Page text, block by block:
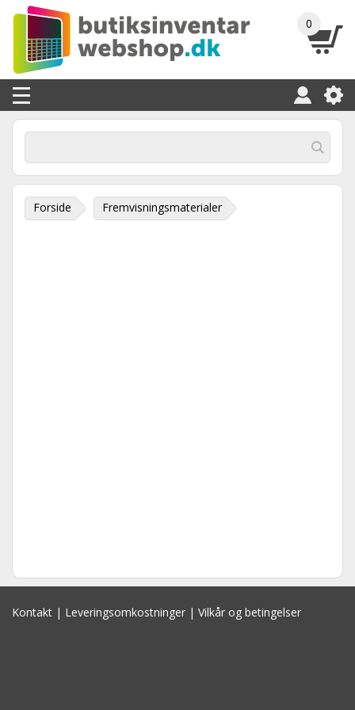
0
Forside Fremvisningsmaterialer
Kontakt | Leveringsomkostninger | Vilkår og betingelser